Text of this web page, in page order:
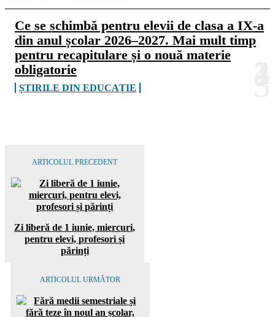
Ce se schimbă pentru elevii de clasa a IX-a
din anul școlar 2026–2027. Mai mult timp
pentru recapitulare și o nouă materie
obligatorie
ȘTIRILE DIN EDUCAȚIE
ARTICOLUL PRECEDENT
Zi liberă de 1 iunie, miercuri,
pentru elevi, profesori și
părinți
ARTICOLUL URMĂTOR